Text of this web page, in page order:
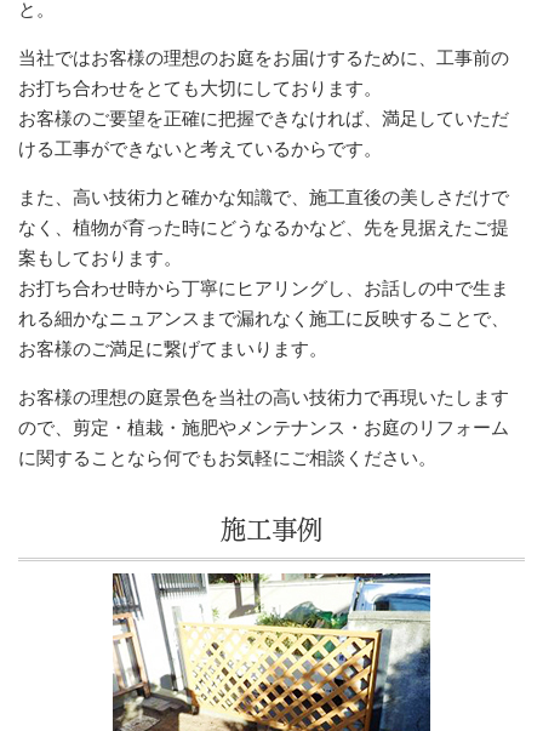
と。
当社ではお客様の理想のお庭をお届けするために、工事前の
お打ち合わせをとても大切にしております。
お客様のご要望を正確に把握できなければ、満足していただ
ける工事ができないと考えているからです。
また、高い技術力と確かな知識で、施工直後の美しさだけで
なく、植物が育った時にどうなるかなど、先を見据えたご提
案もしております。
お打ち合わせ時から丁寧にヒアリングし、お話しの中で生ま
れる細かなニュアンスまで漏れなく施工に反映することで、
お客様のご満足に繋げてまいります。
お客様の理想の庭景色を当社の高い技術力で再現いたします
ので、剪定・植栽・施肥やメンテナンス・お庭のリフォーム
に関することなら何でもお気軽にご相談ください。
施工事例